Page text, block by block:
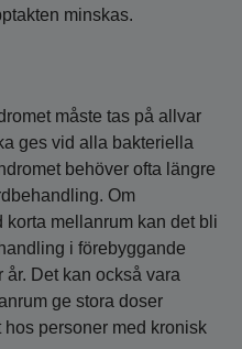
minskas.
måste tas på allvar
ges vid alla bakteriella
behöver ofta längre
Om
korta mellanrum kan det bli
i förebyggande
Det kan också vara
ge stora doser
personer med kronisk